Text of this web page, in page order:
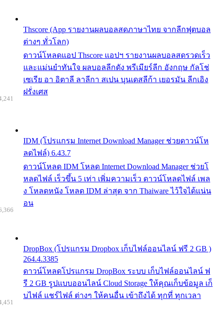
Thscore (App รายงานผลบอลสดภาษาไทย จากลีกฟุตบอล
ต่างๆ ทั่วโลก)
ดาวน์โหลดแอป Thscore แอปฯ รายงานผลบอลสดรวดเร็ว
และแม่นยำทันใจ ผลบอลลีกดัง พรีเมียร์ลีก อังกฤษ กัลโช่
เซเรีย อา อิตาลี ลาลีกา สเปน บุนเดสลีก้า เยอรมัน ลีกเอิง
ฝรั่งเศส
IDM (โปรแกรม Internet Download Manager ช่วยดาวน์โห
ลดไฟล์) 6.43.7
ดาวน์โหลด IDM โหลด Internet Download Manager ช่วยโ
หลดไฟล์ เร็วขึ้น 5 เท่า เพิ่มความเร็ว ดาวน์โหลดไฟล์ เพล
ง โหลดหนัง โหลด IDM ล่าสุด จาก Thaiware ไว้ใจได้แน่น
อน
DropBox (โปรแกรม Dropbox เก็บไฟล์ออนไลน์ ฟรี 2 GB )
264.4.3385
ดาวน์โหลดโปรแกรม DropBox ระบบ เก็บไฟล์ออนไลน์ ฟ
รี 2 GB รูปแบบออนไลน์ Cloud Storage ให้คุณเก็บข้อมูล เก็
บไฟล์ แชร์ไฟล์ ต่างๆ ให้คนอื่น เข้าถึงได้ ทุกที่ ทุกเวลา